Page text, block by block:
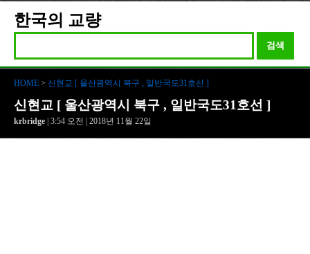
한국의 교량
검색
HOME > 신현교 [ 울산광역시 북구 , 일반국도31호선 ]
신현교 [ 울산광역시 북구 , 일반국도31호선 ]
krbridge | 3:54 오전 | 2018년 11월 22일